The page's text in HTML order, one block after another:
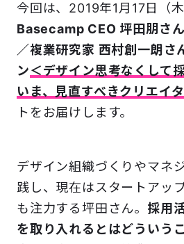
今回は、2019年1月17日（
Basecamp CEO 坪田朋さ
／複業研究家 西村創一朗さ
ン＜デザイン思考なくして
いま、見直すべきクリエイ
トをお届けします。
デザイン組織づくりやマネ
践し、現在はスタートアッ
も注力する坪田さん。 採用
を取り入れるとはどういう